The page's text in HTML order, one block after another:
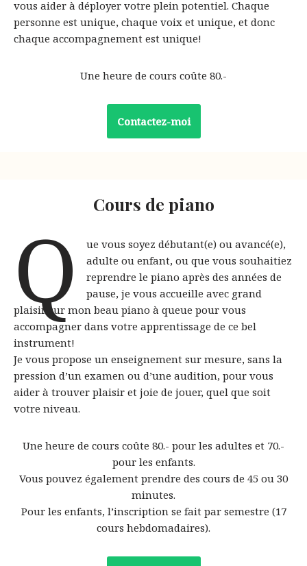
vous aider à déployer votre plein potentiel. Chaque
personne est unique, chaque voix et unique, et donc
chaque accompagnement est unique!
Une heure de cours coûte 80.-
Contactez-moi
Cours de piano
Q
ue vous soyez débutant(e) ou avancé(e),
adulte ou enfant, ou que vous souhaitiez
reprendre le piano après des années de
pause, je vous accueille avec grand
plaisir sur mon beau piano à queue pour vous
accompagner dans votre apprentissage de ce bel
instrument!
Je vous propose un enseignement sur mesure, sans la
pression d’un examen ou d’une audition, pour vous
aider à trouver plaisir et joie de jouer, quel que soit
votre niveau.
Une heure de cours coûte 80.- pour les adultes et 70.-
pour les enfants.
Vous pouvez également prendre des cours de 45 ou 30
minutes.
Pour les enfants, l’inscription se fait par semestre (17
cours hebdomadaires).